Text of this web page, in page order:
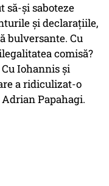
să-și saboteze
și declarațiile,
bulversante. Cu
comisă?
Iohannis și
a ridiculizat-o
Papahagi.